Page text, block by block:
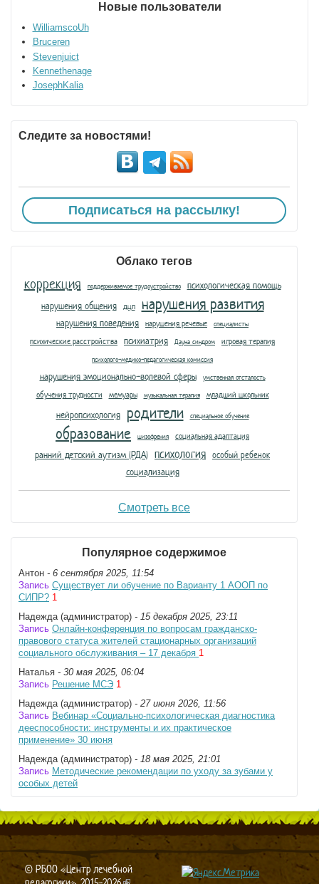
Новые пользователи
WilliamscoUh
Bruceren
Stevenjuict
Kennethenage
JosephKalia
Следите за новостями!
Подписаться на рассылку!
Облако тегов
коррекция поддерживаемое трудоустройство
психологическая помощь
нарушения общения
дцп нарушения развития
нарушения поведения нарушения речевые специалисты
психические расстройства психиатрия Дауна синдром игровая терапия
психолого-медико-педагогическая комиссия
нарушения эмоционально-волевой сферы умственная отсталость
обучения трудности мемуары музыкальная терапия младший школьник
нейропсихология родители специальное обучение
образование шизофрения социальная адаптация
ранний детский аутизм (РДА) психология особый ребенок
социализация
Смотреть все
Популярное содержимое
Антон - 6 сентября 2025, 11:54
Запись Существует ли обучение по Варианту 1 АООП по
СИПР? 1
Надежда (администратор) - 15 декабря 2025, 23:11
Запись Онлайн-конференция по вопросам гражданско-
правового статуса жителей стационарных организаций
социального обслуживания – 17 декабря 1
Наталья - 30 мая 2025, 06:04
Запись Решение МСЭ 1
Надежда (администратор) - 27 июня 2026, 11:56
Запись Вебинар «Социально-психологическая диагностика
дееспособности: инструменты и их практическое
применение» 30 июня
Надежда (администратор) - 18 мая 2025, 21:01
Запись Методические рекомендации по уходу за зубами у
особых детей
© РБОО «Центр лечебной